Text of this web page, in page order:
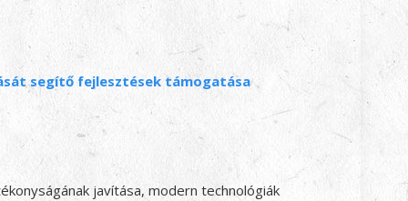
segítő fejlesztések támogatása
javítása, modern technológiák